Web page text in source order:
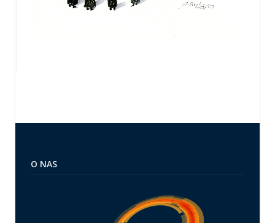
O NAS